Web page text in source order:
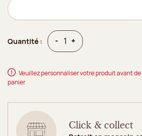
Quantité : - Quantité
+Quantité
Veuillez personnaliser votre produit avant
panier
Click & collect